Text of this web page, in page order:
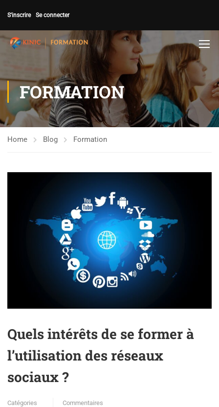
S'inscrire Se connecter
FORMATION
Home Blog Formation
Quels intérêts de se former à
l’utilisation des réseaux
sociaux ?
Catégories Commentaires